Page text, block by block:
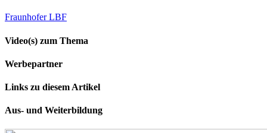
Fraunhofer LBF
Video(s) zum Thema
Werbepartner
Links zu diesem Artikel
Aus- und Weiterbildung